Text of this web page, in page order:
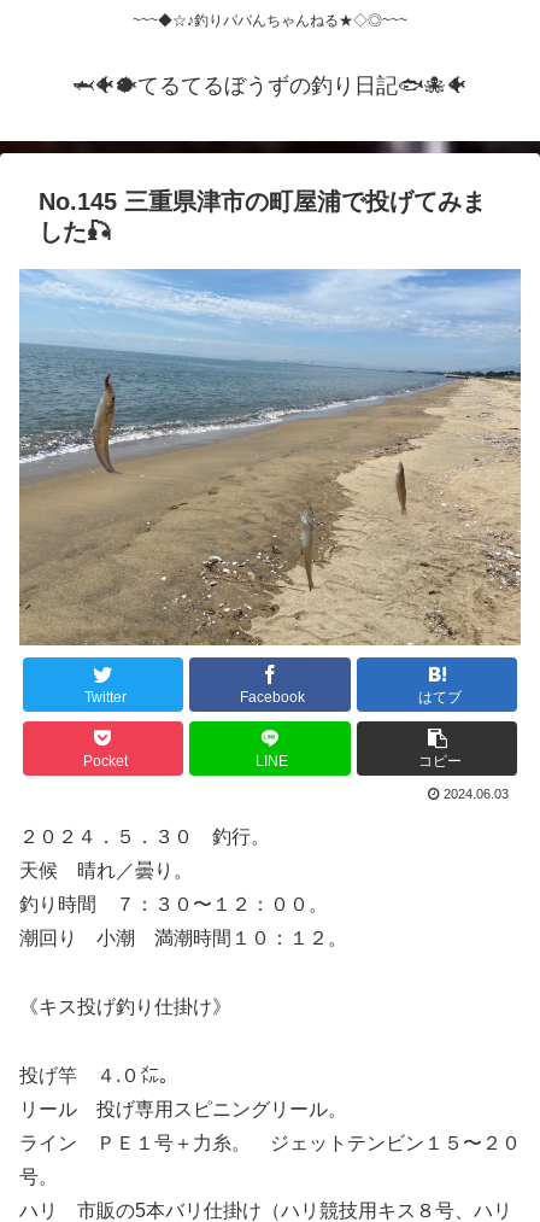
~~~◆☆♪釣りパパんちゃんねる★◇◎~~~
🦈🐠🐡てるてるぼうずの釣り日記🐟️🐙🐠
No.145 三重県津市の町屋浦で投げてみま
した🎣
Twitter Facebook はてブ
Pocket LINE コピー
2024.06.03
２０２４．５．３０ 釣行。
天候 晴れ／曇り。
釣り時間 ７：３０〜１２：００。
潮回り 小潮 満潮時間１０：１２。
《キス投げ釣り仕掛け》
投げ竿 ４.０㍍。
リール 投げ専用スピニングリール。
ライン ＰＥ１号＋力糸。 ジェットテンビン１５〜２０
号。
ハリ 市販の5本バリ仕掛け（ハリ競技用キス８号、ハリ